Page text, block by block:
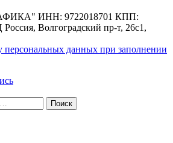
ИНН: 9722018701 КПП:
Волгоградский пр-т, 26с1,
персональных данных при заполнении
Поиск